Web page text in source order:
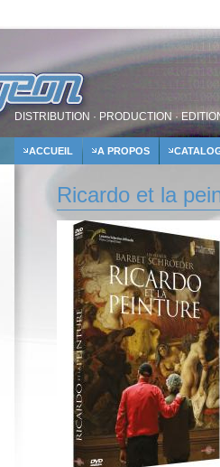
DISTRIBUTION · PRODUCTION ·
ACCUEIL A PROPOS
Ricardo et la